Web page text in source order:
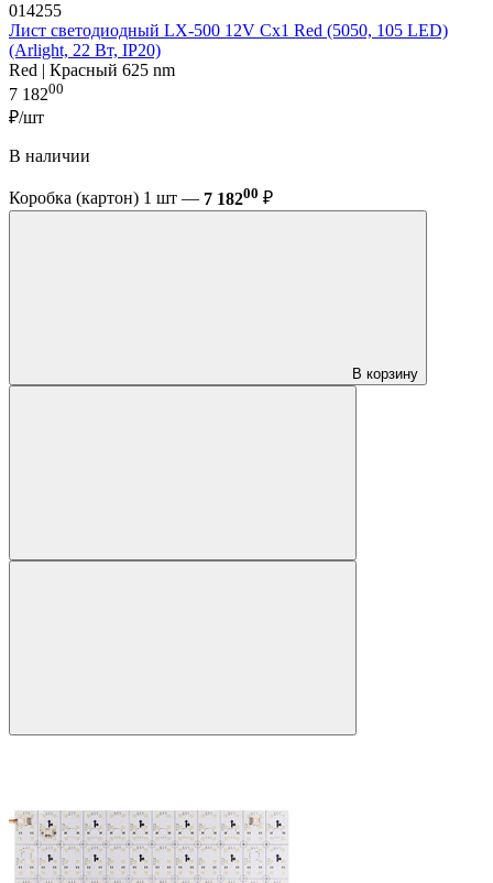
014255
Лист светодиодный LX-500 12V Cx1 Red (5050, 105 LED)
(Arlight, 22 Вт, IP20)
Red | Красный 625 nm
7 18200
₽/шт
В наличии
Коробка (картон) 1 шт — 7 18200 ₽
В корзину